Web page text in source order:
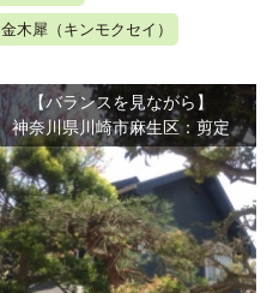
金木犀（キンモクセイ）
【バランスを見ながら】
神奈川県川崎市麻生区：剪定